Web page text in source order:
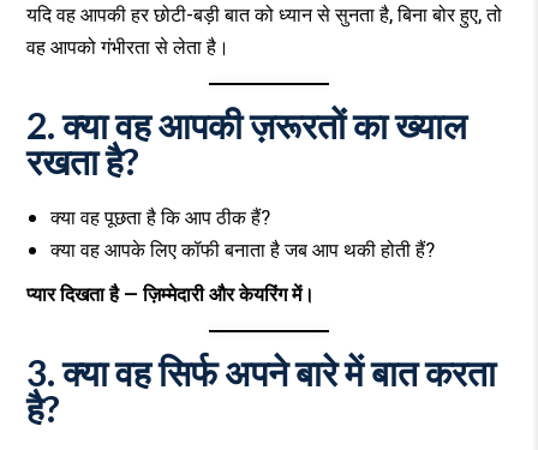
यदि वह आपकी हर छोटी-बड़ी बात को ध्यान से सुनता है, बिना बोर हुए, तो
वह आपको गंभीरता से लेता है।
2. क्या वह आपकी ज़रूरतों का ख्याल
रखता है?
क्या वह पूछता है कि आप ठीक हैं?
क्या वह आपके लिए कॉफी बनाता है जब आप थकी होती हैं?
प्यार दिखता है — ज़िम्मेदारी और केयरिंग में।
3. क्या वह सिर्फ अपने बारे में बात करता
है?